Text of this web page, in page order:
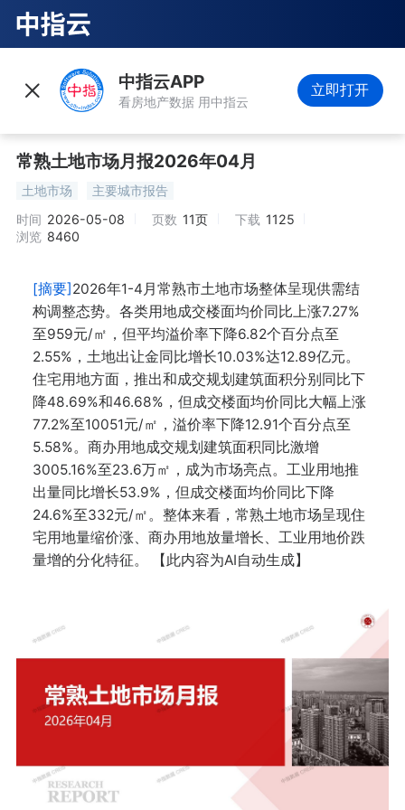
中指云APP
看房地产数据 用中指云
立即打开
常熟土地市场月报2026年04月
土地市场
主要城市报告
时间 2026-05-08 页数 11页 下载 1125
浏览 8460
[摘要]2026年1-4月常熟市土地市场整体呈现供需结
构调整态势。各类用地成交楼面均价同比上涨7.27%
至959元/㎡，但平均溢价率下降6.82个百分点至
2.55%，土地出让金同比增长10.03%达12.89亿元。
住宅用地方面，推出和成交规划建筑面积分别同比下
降48.69%和46.68%，但成交楼面均价同比大幅上涨
77.2%至10051元/㎡，溢价率下降12.91个百分点至
5.58%。商办用地成交规划建筑面积同比激增
3005.16%至23.6万㎡，成为市场亮点。工业用地推
出量同比增长53.9%，但成交楼面均价同比下降
24.6%至332元/㎡。整体来看，常熟土地市场呈现住
宅用地量缩价涨、商办用地放量增长、工业用地价跌
量增的分化特征。 【此内容为AI自动生成】